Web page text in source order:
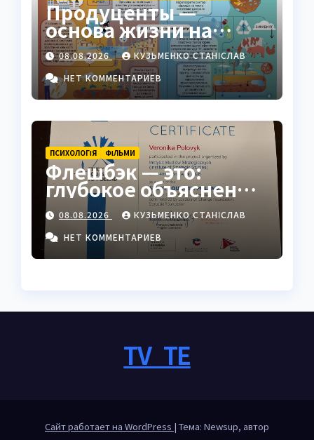
Продуценты —
основа жизни на
Земле: полный гид
08.08.2026
КУЗЬМЕНКО СТАНІСЛАВ
НЕТ КОММЕНТАРИЕВ
ПСИХОЛОГІЯ ФІЛЬМИ
Флешбэк — это:
глубокое объяснение
явления в
психологии, кино и
жизни
08.08.2026
КУЗЬМЕНКО СТАНІСЛАВ
НЕТ КОММЕНТАРИЕВ
TV_TE
Сайт работает на WordPress | Тема: Newsup, автор